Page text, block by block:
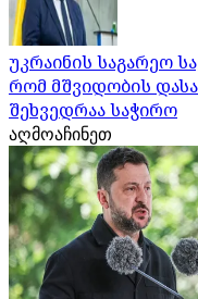
უკრაინის საგარეო
რომ მშვიდობის
შეხვედრაა საჭირო
აღმოაჩინეთ